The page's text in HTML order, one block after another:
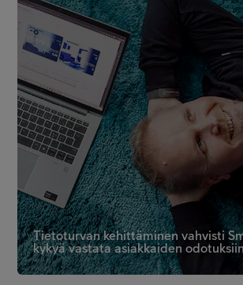
Tietoturvan kehittäminen vahvisti
kykyä vastata asiakkaiden odotuksiin